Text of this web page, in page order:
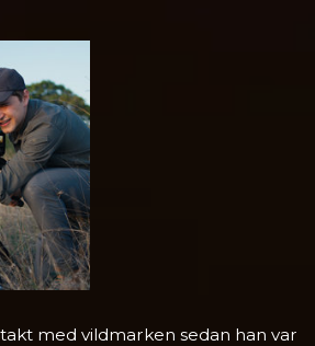
med vildmarken sedan han var